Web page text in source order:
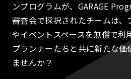
ンプログラムが、GARAGE
審査会で採択されたチームは、
やイベントスペースを無償で利
プランナーたちと共に新たな
ませんか？